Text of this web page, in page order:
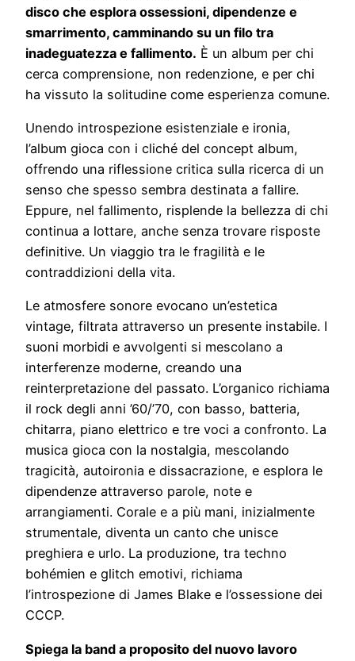
disco che esplora ossessioni, dipendenze e
smarrimento, camminando su un filo tra
inadeguatezza e fallimento. È un album per chi
cerca comprensione, non redenzione, e per chi
ha vissuto la solitudine come esperienza comune.
Unendo introspezione esistenziale e ironia,
l’album gioca con i cliché del concept album,
offrendo una riflessione critica sulla ricerca di un
senso che spesso sembra destinata a fallire.
Eppure, nel fallimento, risplende la bellezza di chi
continua a lottare, anche senza trovare risposte
definitive. Un viaggio tra le fragilità e le
contraddizioni della vita.
Le atmosfere sonore evocano un’estetica
vintage, filtrata attraverso un presente instabile. I
suoni morbidi e avvolgenti si mescolano a
interferenze moderne, creando una
reinterpretazione del passato. L’organico richiama
il rock degli anni ’60/’70, con basso, batteria,
chitarra, piano elettrico e tre voci a confronto. La
musica gioca con la nostalgia, mescolando
tragicità, autoironia e dissacrazione, e esplora le
dipendenze attraverso parole, note e
arrangiamenti. Corale e a più mani, inizialmente
strumentale, diventa un canto che unisce
preghiera e urlo. La produzione, tra techno
bohémien e glitch emotivi, richiama
l’introspezione di James Blake e l’ossessione dei
CCCP.
Spiega la band a proposito del nuovo lavoro